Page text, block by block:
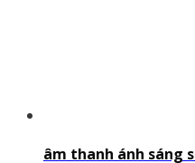
âm thanh ánh sáng